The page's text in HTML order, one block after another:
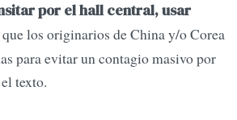
por el hall central, usar
los originarios de China y/o Corea
para evitar un contagio masivo por
texto.